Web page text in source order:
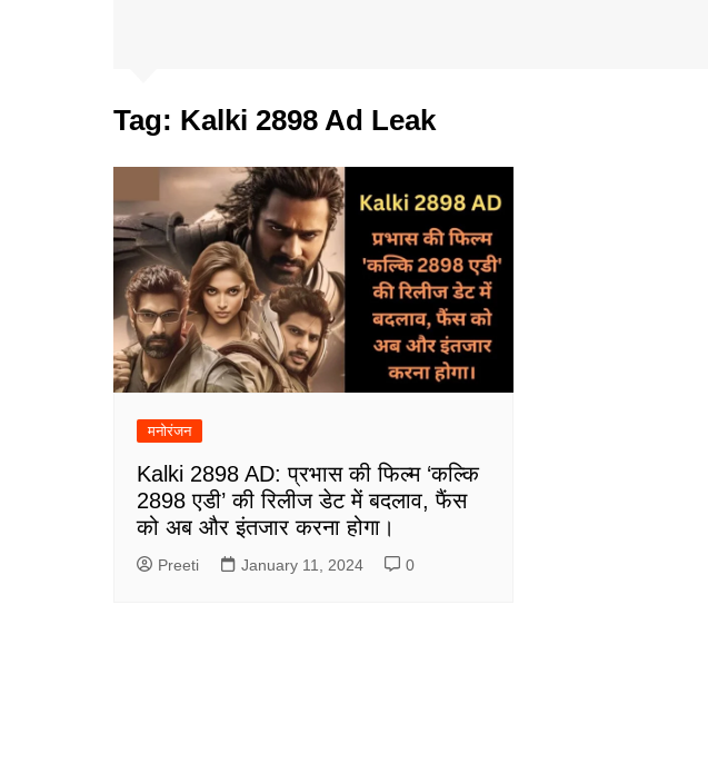
Tag: Kalki 2898 Ad Leak
मनोरंजन
Kalki 2898 AD: प्रभास की फिल्म ‘कल्कि
2898 एडी’ की रिलीज डेट में बदलाव, फैंस
को अब और इंतजार करना होगा।
Preeti January 11, 2024 0